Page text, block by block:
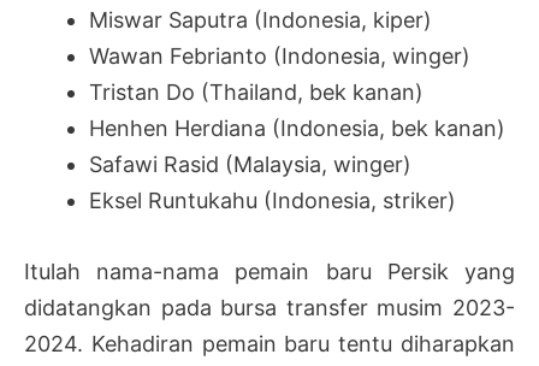
Miswar Saputra (Indonesia, kiper)
Wawan Febrianto (Indonesia, winger)
Tristan Do (Thailand, bek kanan)
Henhen Herdiana (Indonesia, bek kanan)
Safawi Rasid (Malaysia, winger)
Eksel Runtukahu (Indonesia, striker)
Itulah nama-nama pemain baru Persik yang
didatangkan pada bursa transfer musim 2023-
2024. Kehadiran pemain baru tentu diharapkan